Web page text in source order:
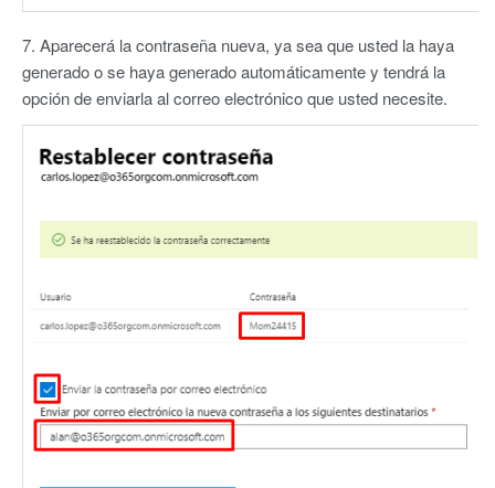
7. Aparecerá la contraseña nueva, ya sea que usted la haya
generado o se haya generado automáticamente y tendrá la
opción de enviarla al correo electrónico que usted necesite.